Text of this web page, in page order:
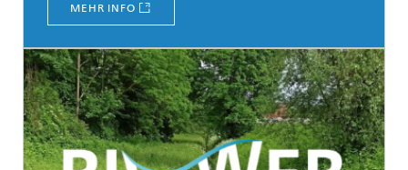
MEHR INFO